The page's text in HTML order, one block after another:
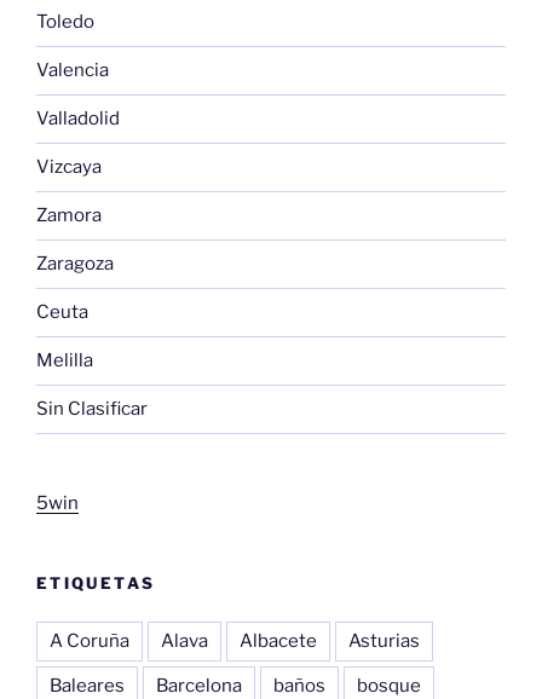
Toledo
Valencia
Valladolid
Vizcaya
Zamora
Zaragoza
Ceuta
Melilla
Sin Clasificar
5win
ETIQUETAS
A Coruña Alava Albacete Asturias
Baleares Barcelona baños bosque